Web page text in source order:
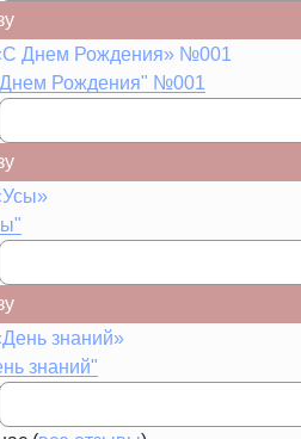
Рождения" №001
знаний"